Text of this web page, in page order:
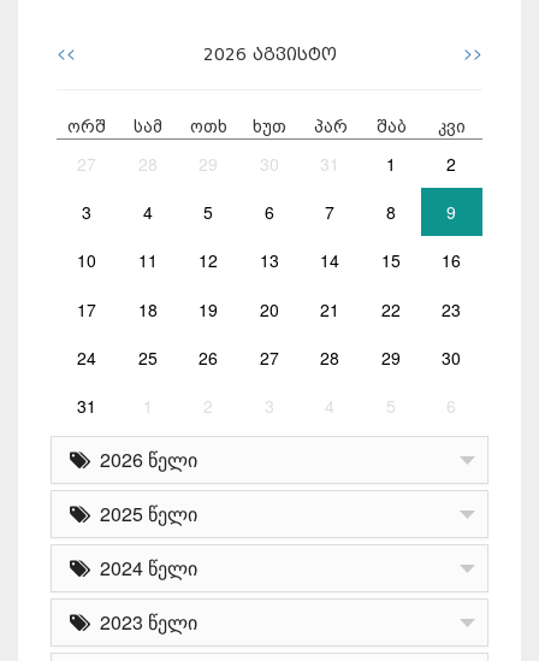
<< 2026 აგვისტო >>
ორშ სამ ოთხ ხუთ პარ შაბ კვი
27 28 29 30 31 1 2
3 4 5 6 7 8 9
10 11 12 13 14 15 16
17 18 19 20 21 22 23
24 25 26 27 28 29 30
31 1 2 3 4 5 6
2026 წელი
2025 წელი
2024 წელი
2023 წელი